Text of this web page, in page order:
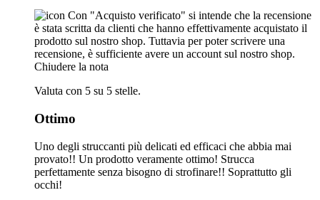
Con "Acquisto verificato" si intende che la recensione
è stata scritta da clienti che hanno effettivamente acquistato il
prodotto sul nostro shop. Tuttavia per poter scrivere una
recensione, è sufficiente avere un account sul nostro shop.
Chiudere la nota
Valuta con 5 su 5 stelle.
Ottimo
Uno degli struccanti più delicati ed efficaci che abbia mai
provato!! Un prodotto veramente ottimo! Strucca
perfettamente senza bisogno di strofinare!! Soprattutto gli
occhi!